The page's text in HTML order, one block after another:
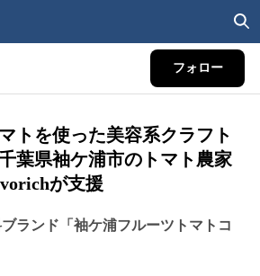
フォロー
トを使った美容系クラフト
葉県袖ケ浦市のトマト農家
が支援
ランド「袖ケ浦フルーツトマトコ